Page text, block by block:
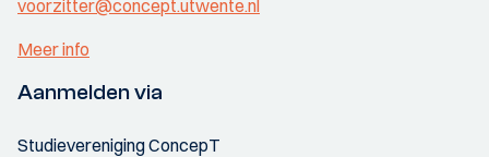
voorzitter@concept.utwente.nl
Meer info
Aanmelden via
Studievereniging ConcepT